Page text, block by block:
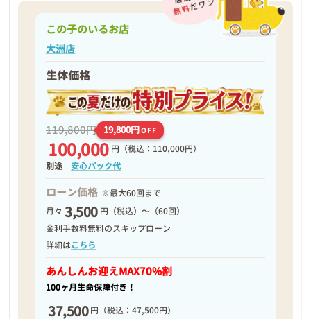
2026年04月11日
この子のいるお店
大洲店
生体価格
119,800円 19,800円OFF
100,000 円 （税込：110,000円）
別途安心パック代
ローン価格 ※最大60回まで
月々 3,500 円（税込）～（60回）
金利手数料無料のスキップローン
詳細はこちら
あんしんお迎えMAX70%割
100ヶ月生命保障付き！
37,500 円 （税込：47,500円）